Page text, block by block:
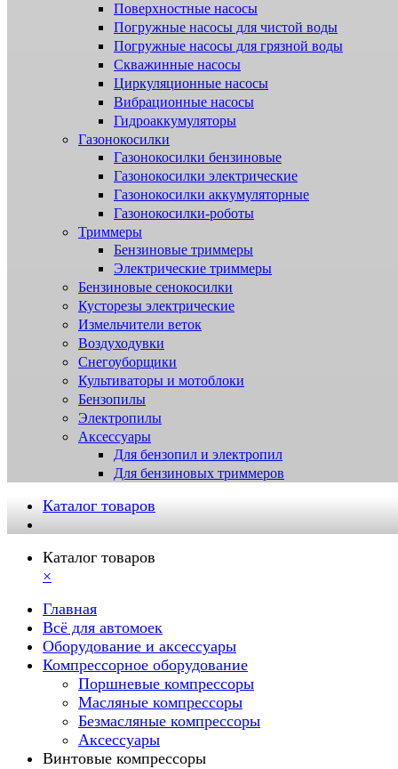
Поверхностные насосы
Погружные насосы для чистой воды
Погружные насосы для грязной воды
Скважинные насосы
Циркуляционные насосы
Вибрационные насосы
Гидроаккумуляторы
Газонокосилки
Газонокосилки бензиновые
Газонокосилки электрические
Газонокосилки аккумуляторные
Газонокосилки-роботы
Триммеры
Бензиновые триммеры
Электрические триммеры
Бензиновые сенокосилки
Кусторезы электрические
Измельчители веток
Воздуходувки
Снегоуборщики
Культиваторы и мотоблоки
Бензопилы
Электропилы
Аксессуары
Для бензопил и электропил
Для бензиновых триммеров
Каталог товаров
Каталог товаров
×
Главная
Всё для автомоек
Оборудование и аксессуары
Компрессорное оборудование
Поршневые компрессоры
Масляные компрессоры
Безмасляные компрессоры
Аксессуары
Винтовые компрессоры